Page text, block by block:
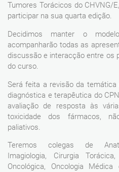
Tumores Torácicos do CHVNG/
participar na sua quarta edição.
Decidimos manter o
acompanharão todas as
discussão e interacção entre os
do curso.
Será feita a revisão da
diagnóstica e terapêutica do
avaliação de resposta às
toxicidade dos fármacos,
paliativos.
Teremos colegas de
Imagiologia, Cirurgia
Oncológica, Oncologia